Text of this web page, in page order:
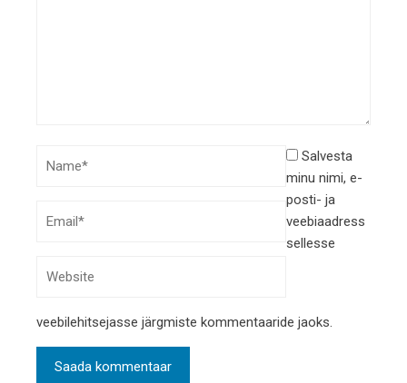
Salvesta
minu nimi, e-
posti- ja
veebiaadress
sellesse
veebilehitsejasse järgmiste kommentaaride jaoks.